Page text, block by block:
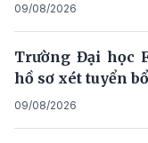
09/08/2026
Trường Đại học
hồ sơ xét tuyển
09/08/2026